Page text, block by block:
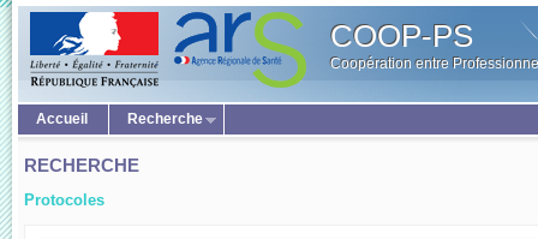
COOP-PS
Coopération entre
Accueil Recherche
RECHERCHE
Protocoles